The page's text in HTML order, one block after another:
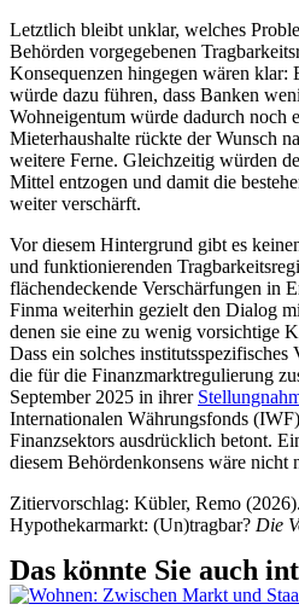
Letztlich bleibt unklar, welches
Behörden vorgegebenen
Konsequenzen hingegen wären klar:
würde dazu führen, dass Banken
Wohneigentum würde dadurch noch
Mieterhaushalte rückte der Wunsch
weitere Ferne. Gleichzeitig würden
Mittel entzogen und damit die
weiter verschärft.
Vor diesem Hintergrund gibt es
und funktionierenden
flächendeckende Verschärfungen in
Finma weiterhin gezielt den Dialog
denen sie eine zu wenig vorsichtige
Dass ein solches institutsspezifisches
die für die Finanzmarktregulierung
September 2025 in ihrer
Internationalen Währungsfonds
Finanzsektors ausdrücklich betont.
diesem Behördenkonsens wäre nicht
Zitiervorschlag: Kübler, Remo
Hypothekarmarkt: (Un)tragbar? Die
Das könnte Sie auch